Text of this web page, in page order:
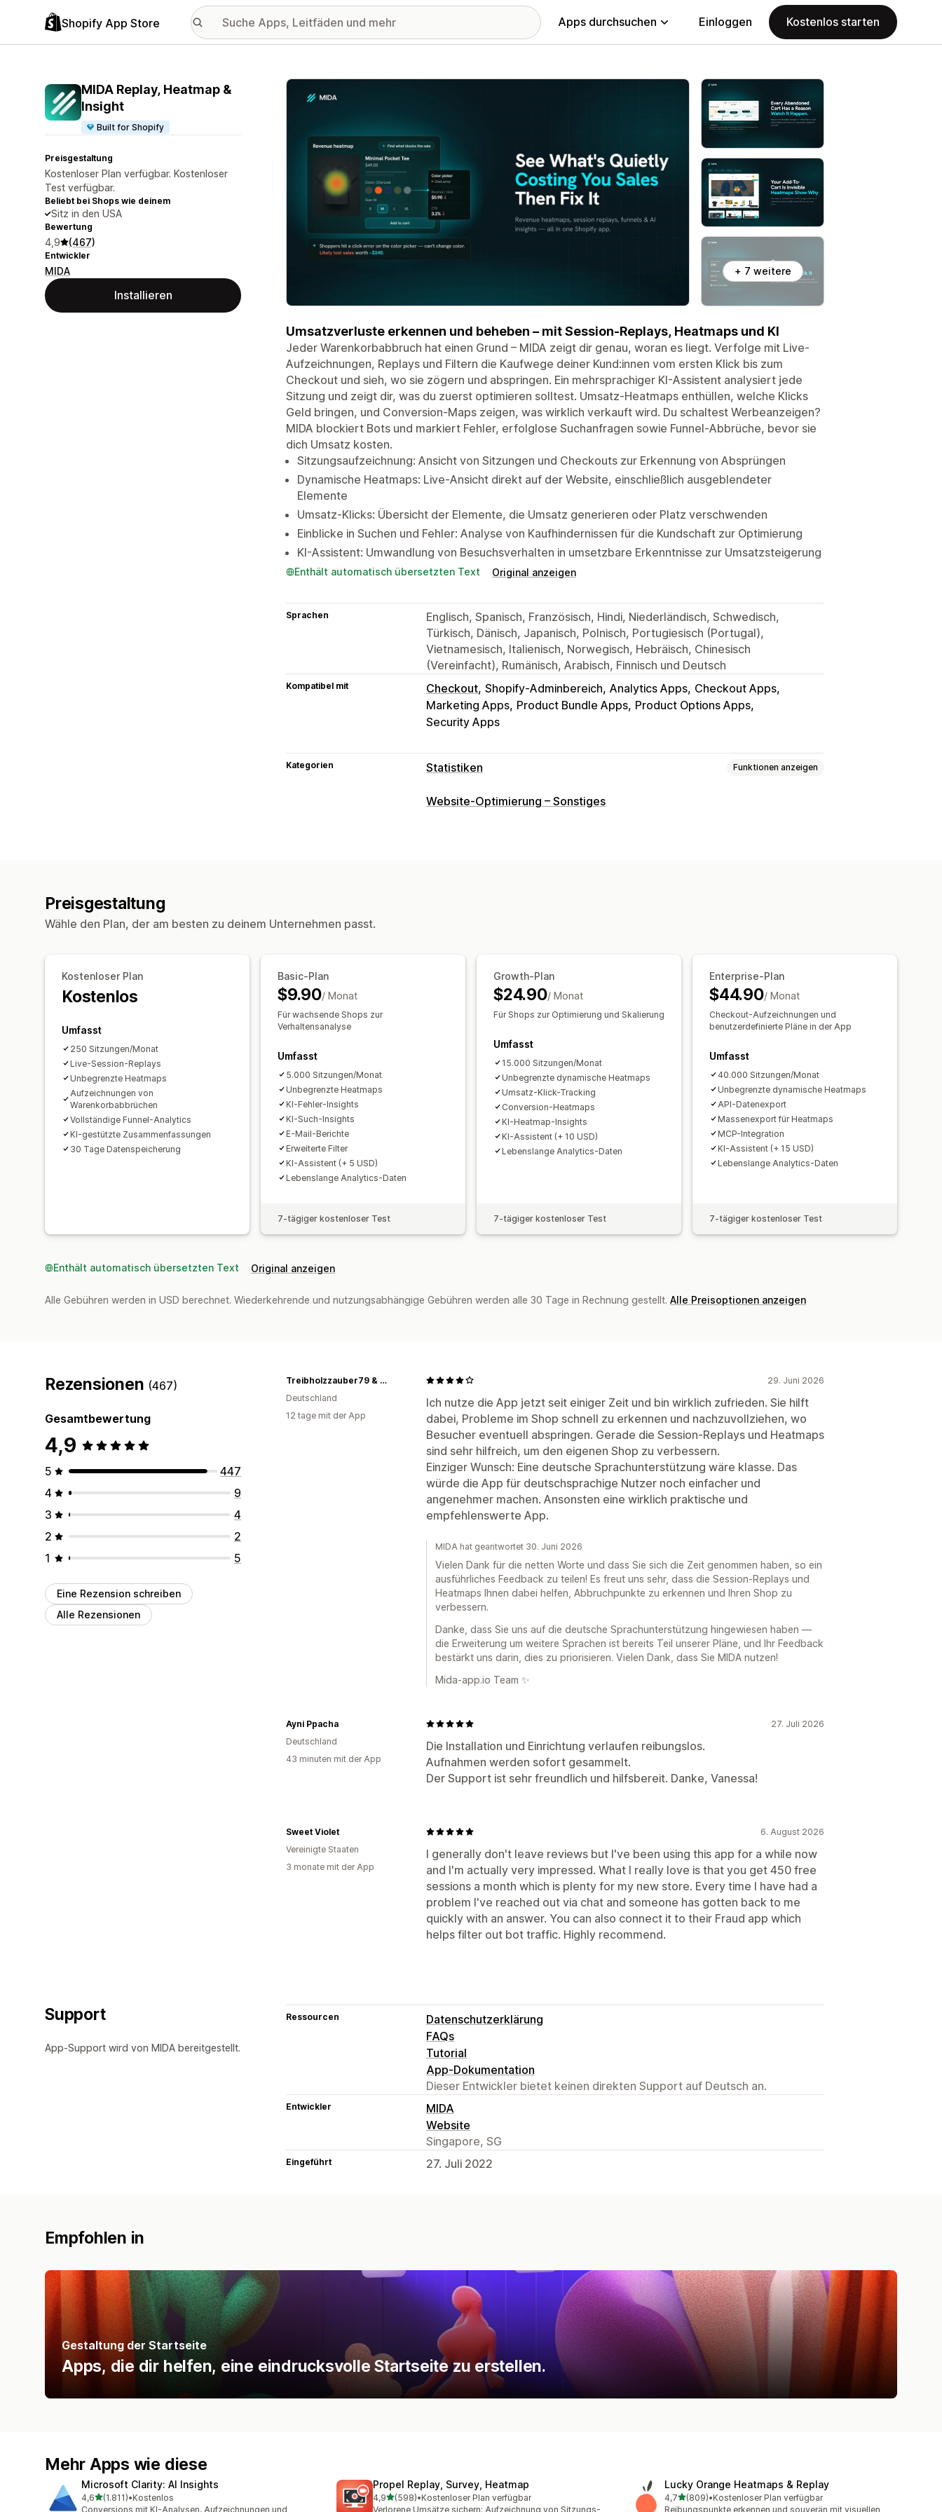
Shopify App Store Apps durchsuchen Einloggen Kostenlos starten
MIDA Replay, Heatmap &
Insight
Built for Shopify
Preisgestaltung
Kostenloser Plan verfügbar. Kostenloser
Test verfügbar.
Beliebt bei Shops wie deinem
Sitz in den USA
Bewertung
4,9 (467)
Entwickler
MIDA
Installieren
Vorgestellte Bildergalerie
+ 7 weitere
Umsatzverluste erkennen und beheben – mit Session-Replays, Heatmaps und KI
Jeder Warenkorbabbruch hat einen Grund – MIDA zeigt dir genau, woran es liegt. Verfolge mit Live-
Aufzeichnungen, Replays und Filtern die Kaufwege deiner Kund:innen vom ersten Klick bis zum
Checkout und sieh, wo sie zögern und abspringen. Ein mehrsprachiger KI-Assistent analysiert jede
Sitzung und zeigt dir, was du zuerst optimieren solltest. Umsatz-Heatmaps enthüllen, welche Klicks
Geld bringen, und Conversion-Maps zeigen, was wirklich verkauft wird. Du schaltest Werbeanzeigen?
MIDA blockiert Bots und markiert Fehler, erfolglose Suchanfragen sowie Funnel-Abbrüche, bevor sie
dich Umsatz kosten.
Sitzungsaufzeichnung: Ansicht von Sitzungen und Checkouts zur Erkennung von Absprüngen
Dynamische Heatmaps: Live-Ansicht direkt auf der Website, einschließlich ausgeblendeter
Elemente
Umsatz-Klicks: Übersicht der Elemente, die Umsatz generieren oder Platz verschwenden
Einblicke in Suchen und Fehler: Analyse von Kaufhindernissen für die Kundschaft zur Optimierung
KI-Assistent: Umwandlung von Besuchsverhalten in umsetzbare Erkenntnisse zur Umsatzsteigerung
Enthält automatisch übersetzten Text Original anzeigen
Sprachen
Englisch, Spanisch, Französisch, Hindi, Niederländisch, Schwedisch,
Türkisch, Dänisch, Japanisch, Polnisch, Portugiesisch (Portugal),
Vietnamesisch, Italienisch, Norwegisch, Hebräisch, Chinesisch
(Vereinfacht), Rumänisch, Arabisch, Finnisch und Deutsch
Kompatibel mit Checkout Shopify-Adminbereich Analytics Apps Checkout Apps
Marketing Apps Product Bundle Apps Product Options Apps
Security Apps
Kategorien Statistiken Funktionen anzeigen
Kundenverhalten
Abgebrochener Warenkorb
Bildmaterial und Berichte
Analyse-Dashboard
Benutzerdefinierte Dashboards
Benutzerdefinierte Berichte
Historische Analyse
Benachrichtigungen
DSGVO-Compliance
Website-Optimierung – Sonstiges
Preisgestaltung
Wähle den Plan, der am besten zu deinem Unternehmen passt.
Kostenloser Plan
Kostenlos
Umfasst
250 Sitzungen/Monat
Live-Session-Replays
Unbegrenzte Heatmaps
Aufzeichnungen von
Warenkorbabbrüchen
Vollständige Funnel-Analytics
KI-gestützte Zusammenfassungen
30 Tage Datenspeicherung
Basic-Plan
$9.90/ Monat
Für wachsende Shops zur
Verhaltensanalyse
Umfasst
5.000 Sitzungen/Monat
Unbegrenzte Heatmaps
KI-Fehler-Insights
KI-Such-Insights
E-Mail-Berichte
Erweiterte Filter
KI-Assistent (+ 5 USD)
Lebenslange Analytics-Daten
7-tägiger kostenloser Test
Growth-Plan
$24.90/ Monat
Für Shops zur Optimierung und Skalierung
Umfasst
15.000 Sitzungen/Monat
Unbegrenzte dynamische Heatmaps
Umsatz-Klick-Tracking
Conversion-Heatmaps
KI-Heatmap-Insights
KI-Assistent (+ 10 USD)
Lebenslange Analytics-Daten
7-tägiger kostenloser Test
Enterprise-Plan
$44.90/ Monat
Checkout-Aufzeichnungen und
benutzerdefinierte Pläne in der App
Umfasst
40.000 Sitzungen/Monat
Unbegrenzte dynamische Heatmaps
API-Datenexport
Massenexport für Heatmaps
MCP-Integration
KI-Assistent (+ 15 USD)
Lebenslange Analytics-Daten
7-tägiger kostenloser Test
Enthält automatisch übersetzten Text Original anzeigen
Alle Gebühren werden in USD berechnet. Wiederkehrende und nutzungsabhängige Gebühren werden alle 30 Tage in Rechnung gestellt. Alle Preisoptionen anzeigen
Rezensionen (467)
Gesamtbewertung
4,9
5
447
4
9
3
4
2
2
1
5
Eine Rezension schreiben
Alle Rezensionen
29. Juni 2026
Ich nutze die App jetzt seit einiger Zeit und bin wirklich zufrieden. Sie hilft
dabei, Probleme im Shop schnell zu erkennen und nachzuvollziehen, wo
Besucher eventuell abspringen. Gerade die Session-Replays und Heatmaps
sind sehr hilfreich, um den eigenen Shop zu verbessern.
Einziger Wunsch: Eine deutsche Sprachunterstützung wäre klasse. Das
würde die App für deutschsprachige Nutzer noch einfacher und
angenehmer machen. Ansonsten eine wirklich praktische und
empfehlenswerte App.
Treibholzzauber79 & Meer
Deutschland
12 tage mit der App
MIDA hat geantwortet 30. Juni 2026
Vielen Dank für die netten Worte und dass Sie sich die Zeit genommen haben, so ein
ausführliches Feedback zu teilen! Es freut uns sehr, dass die Session-Replays und
Heatmaps Ihnen dabei helfen, Abbruchpunkte zu erkennen und Ihren Shop zu
verbessern.
Danke, dass Sie uns auf die deutsche Sprachunterstützung hingewiesen haben —
die Erweiterung um weitere Sprachen ist bereits Teil unserer Pläne, und Ihr Feedback
bestärkt uns darin, dies zu priorisieren. Vielen Dank, dass Sie MIDA nutzen!
Mida-app.io Team ✨
27. Juli 2026
Die Installation und Einrichtung verlaufen reibungslos.
Aufnahmen werden sofort gesammelt.
Der Support ist sehr freundlich und hilfsbereit. Danke, Vanessa!
Ayni Ppacha
Deutschland
43 minuten mit der App
6. August 2026
I generally don't leave reviews but I've been using this app for a while now
and I'm actually very impressed. What I really love is that you get 450 free
sessions a month which is plenty for my new store. Every time I have had a
problem I've reached out via chat and someone has gotten back to me
quickly with an answer. You can also connect it to their Fraud app which
helps filter out bot traffic. Highly recommend.
Sweet Violet
Vereinigte Staaten
3 monate mit der App
Support
App-Support wird von MIDA bereitgestellt.
Ressourcen
Datenschutzerklärung
FAQs
Tutorial
App-Dokumentation
Dieser Entwickler bietet keinen direkten Support auf Deutsch an.
Entwickler
MIDA
Website
Singapore, SG
Eingeführt 27. Juli 2022
Empfohlen in
Gestaltung der Startseite
Apps, die dir helfen, eine eindrucksvolle Startseite zu erstellen.
Mehr Apps wie diese
Microsoft Clarity: AI Insights
4,6von 5 Sternen
(1.811)
1811 Rezensionen insgesamt
•Kostenlos
Conversions mit KI-Analysen, Aufzeichnungen und
Propel Replay, Survey, Heatmap
4,9von 5 Sternen
(598)
598 Rezensionen insgesamt
•Kostenloser Plan verfügbar
Verlorene Umsätze sichern: Aufzeichnung von Sitzungs-
Lucky Orange Heatmaps & Replay
4,7von 5 Sternen
(809)
809 Rezensionen insgesamt
•Kostenloser Plan verfügbar
Reibungspunkte erkennen und souverän mit visuellen